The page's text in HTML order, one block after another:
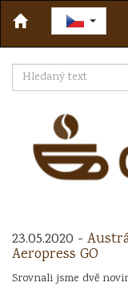
23.05.2020 -
Aeropress GO
Srovnali jsme dvě